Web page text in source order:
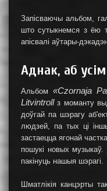
Запісваючы альбом,
што сутыкнемся з ёю
апісвалі аўтары-
Аднак, аб
Альбом «Czornaja
Litvintrollз моманту
доўгай па шэрагу
людзей, па тых ці
застаецца ягонай
пошукі новых
пакінуць нашыя шэрагі.
Шматлікія канцэрты